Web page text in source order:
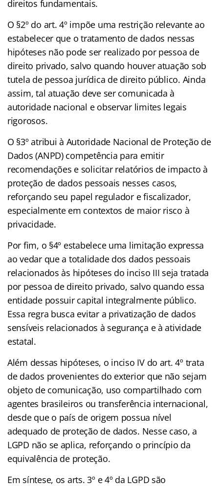
direitos fundamentais.
O §2º do art. 4º impõe uma restrição relevante ao
estabelecer que o tratamento de dados nessas
hipóteses não pode ser realizado por pessoa de
direito privado, salvo quando houver atuação sob
tutela de pessoa jurídica de direito público. Ainda
assim, tal atuação deve ser comunicada à
autoridade nacional e observar limites legais
rigorosos.
O §3º atribui à Autoridade Nacional de Proteção de
Dados (ANPD) competência para emitir
recomendações e solicitar relatórios de impacto à
proteção de dados pessoais nesses casos,
reforçando seu papel regulador e fiscalizador,
especialmente em contextos de maior risco à
privacidade.
Por fim, o §4º estabelece uma limitação expressa
ao vedar que a totalidade dos dados pessoais
relacionados às hipóteses do inciso III seja tratada
por pessoa de direito privado, salvo quando essa
entidade possuir capital integralmente público.
Essa regra busca evitar a privatização de dados
sensíveis relacionados à segurança e à atividade
estatal.
Além dessas hipóteses, o inciso IV do art. 4º trata
de dados provenientes do exterior que não sejam
objeto de comunicação, uso compartilhado com
agentes brasileiros ou transferência internacional,
desde que o país de origem possua nível
adequado de proteção de dados. Nesse caso, a
LGPD não se aplica, reforçando o princípio da
equivalência de proteção.
Em síntese, os arts. 3º e 4º da LGPD são